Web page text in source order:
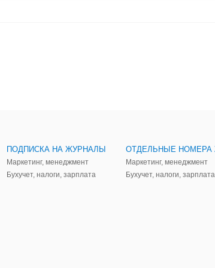
ПОДПИСКА НА ЖУРНАЛЫ
Маркетинг, менеджмент
Бухучет, налоги, зарплата
Маркетинг, менеджмент
Бухучет, налоги, зарплата